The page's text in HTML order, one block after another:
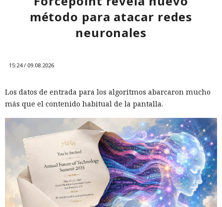
método para atacar redes
neuronales
15:24 / 09.08.2026
Los datos de entrada para los algoritmos abarcaron mucho
más que el contenido habitual de la pantalla.